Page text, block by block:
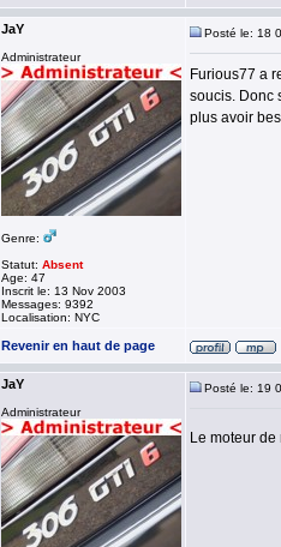
JaY
Administrateur
Genre:
Statut: Absent
Age: 47
Inscrit le: 13 Nov 2003
Messages: 9392
Localisation: NYC
Posté le: 18
Furious77 a
soucis. Donc
plus avoir
Revenir en haut de page
JaY
Administrateur
Posté le: 19
Le moteur